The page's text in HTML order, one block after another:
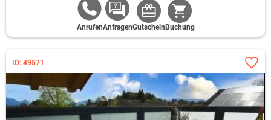
AnrufenAnfragenGutschein Buchung
ID: 49571